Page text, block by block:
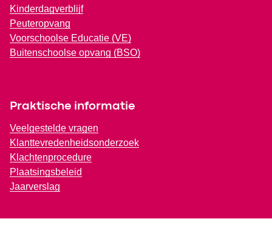
Kinderdagverblijf
Peuteropvang
Voorschoolse Educatie (VE)
Buitenschoolse opvang (BSO)
Praktische informatie
Veelgestelde vragen
Klanttevredenheidsonderzoek
Klachtenprocedure
Plaatsingsbeleid
Jaarverslag